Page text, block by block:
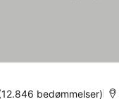
bedømmelser)